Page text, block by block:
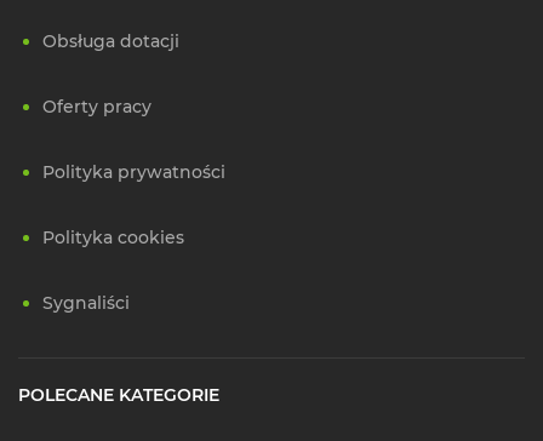
Obsługa dotacji
Oferty pracy
Polityka prywatności
Polityka cookies
Sygnaliści
POLECANE KATEGORIE